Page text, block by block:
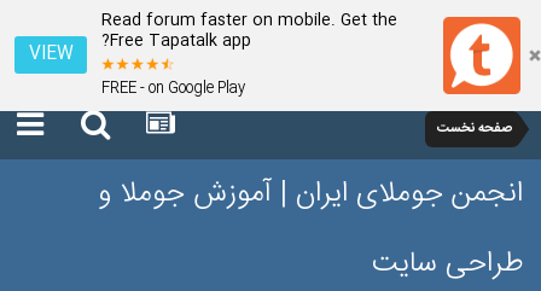
Read forum faster on mobile. Get the
Free Tapatalk app?
FREE - on Google Play
VIEW
صفحه نخست
انجمن جوملای ایران | آموزش جوملا و
طراحی سایت